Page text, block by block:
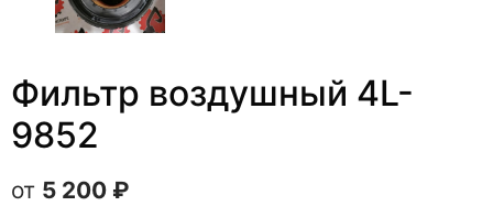
Фильтр воздушный 4L-
9852
5 200 ₽